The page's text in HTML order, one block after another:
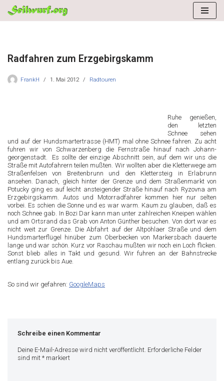
Radfahren zum Erzgebirgskamm
FrankH 1. Mai 2012 Radtouren
Ruhe genießen,
den letzten
Schnee sehen
und auf der Hundsmartertrasse (HMT) mal ohne Schnee fahren. Zu acht
fuhren wir von Schwarzenberg die Fernstraße hinauf nach Johann-
georgenstadt. Es sollte der einzige Abschnitt sein, auf dem wir uns die
Straße mit Autofahrern teilen mußten. Wir wollten aber die Kletterwege am
Straßenfelsen von Breitenbrunn und den Klettersteig in Erlabrunn
ansehen. Danach, gleich hinter der Grenze und dem Straßenmarkt von
Potucky ging es auf leicht ansteigender Straße hinauf nach Ryzovna am
Erzgebirgskamm. Autos und Motorradfahrer kommen hier nur selten
vorbei. Es schien die Sonne und es war warm. Kaum zu glauben, daß es
noch Schnee gab. In Bozi Dar kann man unter zahlreichen Kneipen wählen
und am Ortsrand das Grab von Anton Günther besuchen. Von dort war es
nicht weit zur Grenze. Die Abfahrt auf der Altpöhlaer Straße und dem
Hundsmarterflügel hinüber zum Oberbecken von Markersbach dauerte
lange und war schön. Kurz vor Raschau mußten wir noch ein Loch flicken.
Sonst blieb alles in Takt und gesund. Wir fuhren an der Bahnstrecke
entlang zurück bis Aue.
So sind wir gefahren: GoogleMaps
Schreibe einen Kommentar
Deine E-Mail-Adresse wird nicht veröffentlicht. Erforderliche Felder
sind mit * markiert